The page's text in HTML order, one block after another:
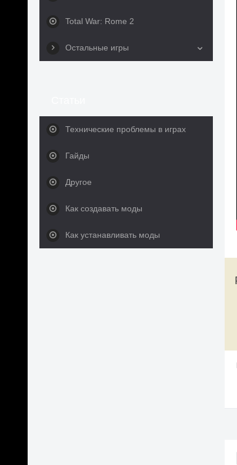
Total War: Rome 2
Остальные игры
Технические проблемы в играх
Гайды
Другое
Как создавать моды
Как устанавливать моды